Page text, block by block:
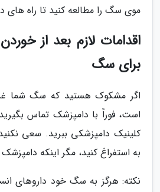
موی سگ را مطالعه کنید تا راه های
اقدامات لازم بعد از
برای سگ
اگر مشکوک هستید که سگ شما
است، فوراً با دامپزشک تماس
کلینیک دامپزشکی ببرید. سعی
به استفراغ کنید، مگر اینکه
نکته: هرگز به سگ خود داروهای